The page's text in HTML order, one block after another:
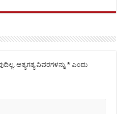
ಅತ್ಯಗತ್ಯ ವಿವರಗಳನ್ನು* ಎಂದು